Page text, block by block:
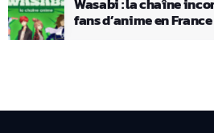
fans d’anime en France